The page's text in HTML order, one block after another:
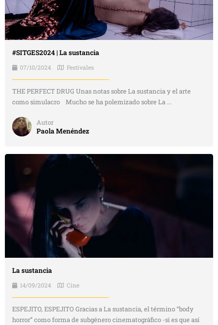
#SITGES2024 | La sustancia
07/10/2024 Festivales
THE PERFECT DRUG Unas notas sobre La sustancia y el arte
como simulacro Mucho se ha polemizado sobre La ...
Autor
Paola Menéndez
La sustancia
14/09/2024 Cine
ESPEJITO, ESPEJITO Gracias a La sustancia, el término “body
horror” como forma de subgénero cinematográfico -si es que así